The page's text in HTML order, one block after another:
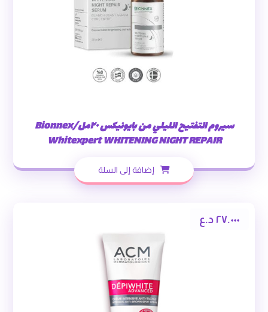
سيروم التفتيح الليلي من بايونيكس ٢٠مل/Bionnex
Whitexpert WHITENING NIGHT REPAIR
إضافة إلى السلة
٢٧.٠٠٠ د.ع